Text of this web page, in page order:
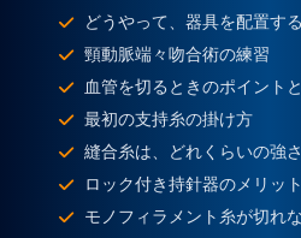
どうやって、器具を配置す
頸動脈端々吻合術の練習
血管を切るときのポイント
最初の支持糸の掛け方
縫合糸は、どれくらいの強
ロック付き持針器のメリッ
モノフィラメント糸が切れ